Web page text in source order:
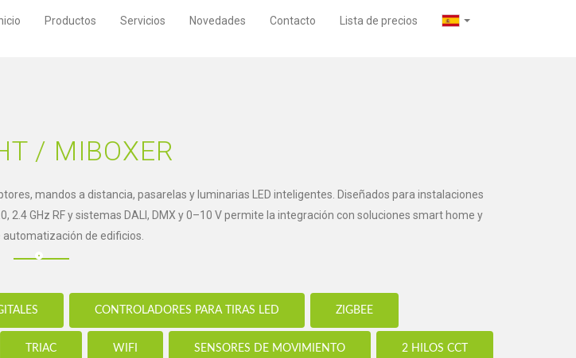
Productos Servicios Novedades Contacto Lista de precios
/ MIBOXER
mandos a distancia, pasarelas y luminarias LED inteligentes. Diseñados para instalaciones
GHz RF y sistemas DALI, DMX y 0–10 V permite la integración con soluciones smart home y
de edificios.
CONTROLADORES PARA TIRAS LED ZIGBEE
TRIAC WIFI SENSORES DE MOVIMIENTO 2 HILOS CCT